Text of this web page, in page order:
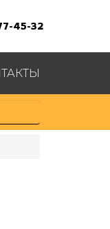
45-32